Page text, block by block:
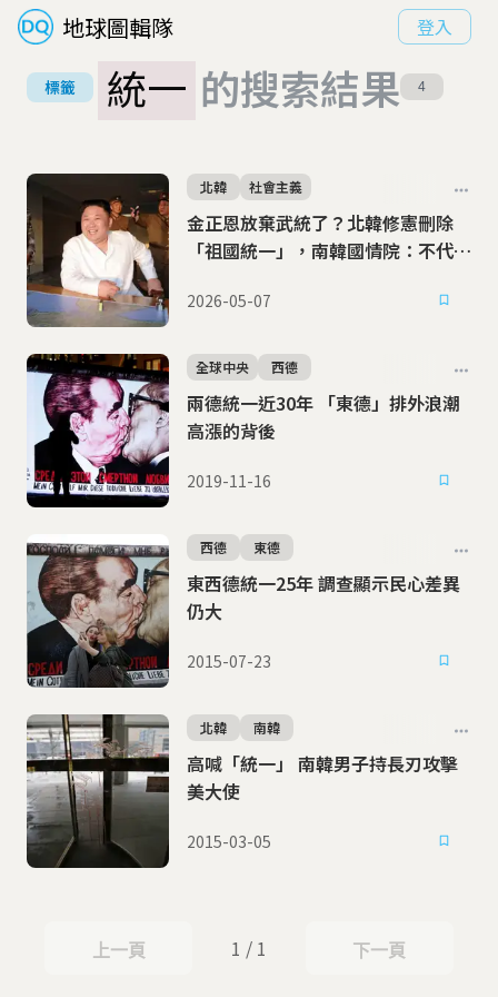
地球圖輯隊 登入
標籤 統一 的搜索結果 4
金正恩放棄武統了？北韓修憲刪除
「祖國統一」，南韓國情院：不代表
北韓 社會主義
2026-05-07
兩德統一近30年 「東德」排外浪潮
高漲的背後
全球中央 西德
2019-11-16
東西德統一25年 調查顯示民心差異
仍大
西德 東德
2015-07-23
高喊「統一」 南韓男子持長刃攻擊
美大使
北韓 南韓
2015-03-05
上一頁
上一頁 1 / 1 下一頁
下一頁